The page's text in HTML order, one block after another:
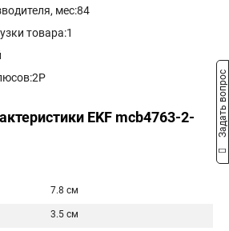
мес:84
товара:1
EKF mcb4763-2-
7.8 см
3.5 см
Задать вопрос